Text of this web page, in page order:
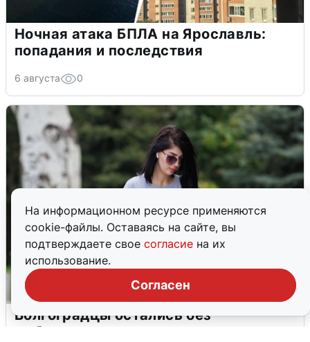
На информационном ресурсе применяются
cookie-файлы. Оставаясь на сайте, вы
подтверждаете свое согласие на их
использование.
Согласен
Ночная атака БПЛА на Ярославль:
попадания и последствия
6 августа 0
Волгоградцы остались без
мобильного интернета